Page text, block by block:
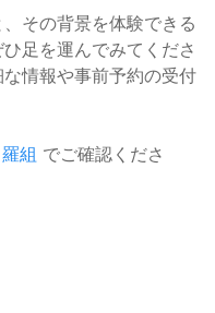
その背景を体験できる
足を運んでみてくださ
情報や事前予約の受付
組 でご確認くださ